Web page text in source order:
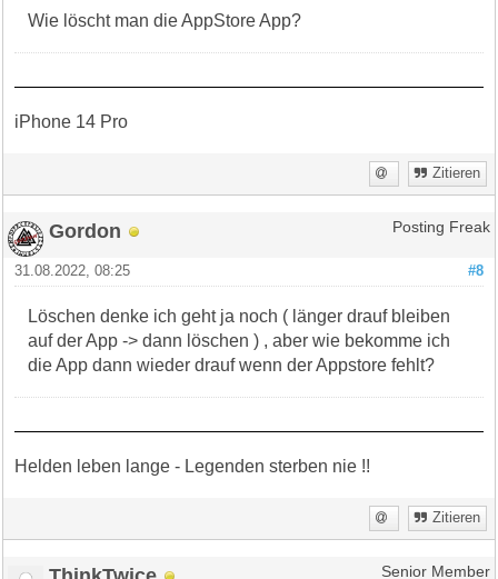
Wie löscht man die AppStore App?
iPhone 14 Pro
Zitieren
Gordon Posting Freak
#8
31.08.2022, 08:25
Löschen denke ich geht ja noch ( länger drauf bleiben
auf der App -> dann löschen ) , aber wie bekomme ich
die App dann wieder drauf wenn der Appstore fehlt?
Helden leben lange - Legenden sterben nie !!
Zitieren
Senior Member